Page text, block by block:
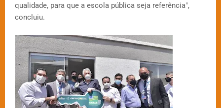
qualidade, para que a escola pública seja referência",
concluiu.